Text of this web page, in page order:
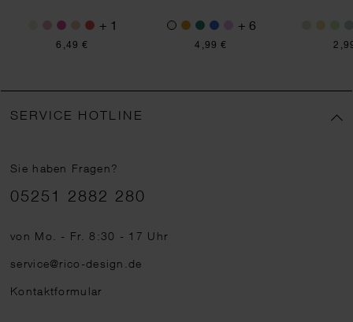
+ 1
6,49 €
+ 6
4,99 €
SERVICE HOTLINE
Sie haben Fragen?
Telefonnummer
05251 2882 280
von Mo. - Fr. 8:30 - 17 Uhr
service@rico-design.de
Kontaktformular